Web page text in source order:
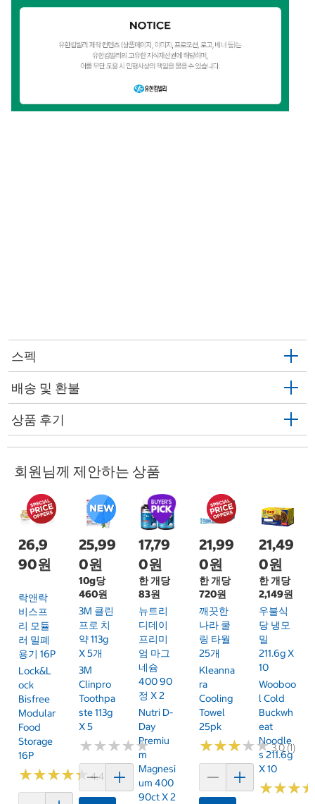
스펙
배송 및 환불
상품 후기
회원님께 제안하는 상품
26,9
90원
락앤락
비스프
리 모듈
러 밀폐
용기 16P
Lock&L
Ock
Bisfree
Modular
Food
Storage
16P
★★★★★
★★★★★4.4 (25)
25,99
0원
10g당
460원
3M 클린
프로 치
약 113g
X 5개
3M
Clinpro
Toothpa
Ste 113g
X 5
★★★★★
★★★★★
17,79
0원
한 개당
83원
뉴트리
디데이
프리미
엄 마그
네슘
400 90
정 X 2
Nutri D-
Day
Premiu
M
Magnesi
Um 400
90ct X 2
21,99
0원
한 개당
720원
깨끗한
나라 쿨
링 타월
25개
Kleanna
Ra
Cooling
Towel
25pk
★★★★★
★★★★★3.0 (1)
21,49
0원
한 개당
2,149원
우불식
당 냉모
밀
211.6g X
10
Wooboo
L Cold
Buckwh
Eat
Noodle
S 211.6g
X 10
★★★
★★★